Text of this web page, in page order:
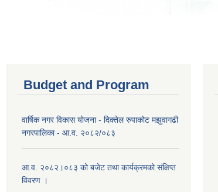
Budget and Program
वार्षिक नगर विकास योजना - दिक्तेल रुपाकोट मझुवागढी
नगरपालिका - आ.व. २०८२/०८३
आ.व. २०८२।०८३ को बजेट तथा कार्यक्रमको संक्षिप्त
विवरण ।